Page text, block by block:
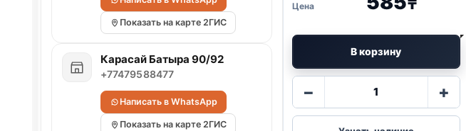
₸
В корзину
−
товара
Happy
Cat
+
Показать на карте 2ГИС
Карасай Батыра 90/92
+77479588477
Написать в WhatsApp
Показать на карте 2ГИС